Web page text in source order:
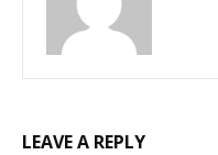
LEAVE A REPLY